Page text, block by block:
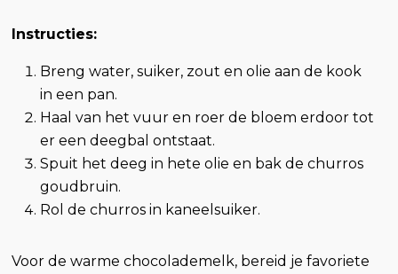
Instructies:
Breng water, suiker, zout en olie aan de kook
in een pan.
Haal van het vuur en roer de bloem erdoor tot
er een deegbal ontstaat.
Spuit het deeg in hete olie en bak de churros
goudbruin.
Rol de churros in kaneelsuiker.
Voor de warme chocolademelk, bereid je favoriete